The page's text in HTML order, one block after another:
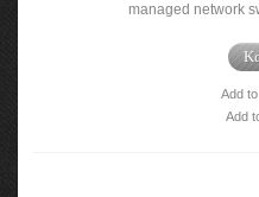
managed network
Add
Add